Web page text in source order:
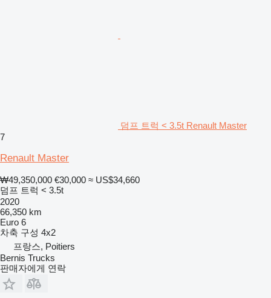
덤프 트럭 < 3.5t Renault Master
7
Renault Master
₩49,350,000 €30,000 ≈ US$34,660
덤프 트럭 < 3.5t
2020
66,350 km
Euro 6
차축 구성 4x2
프랑스, Poitiers
Bernis Trucks
판매자에게 연락